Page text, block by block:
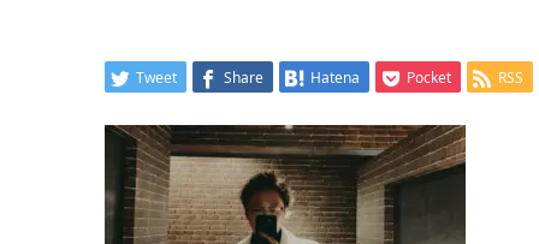
Tweet Share Hatena Pocket RSS